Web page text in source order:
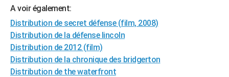
WEEK-END
Guides de France
Escapades
Patrimoine
Expositions
Musées
Week-end nature
+LIFESTYLE
Art de vivre
Bien-être
Loisirs
ModeModes de vie
SANTE
Alimentation
Guide de la santé
Maladies
Médicaments
Sommeil
A voir également:
Distribution de secret défense (film, 2008)
Distribution de la défense lincoln
Distribution de 2012 (film)
Distribution de la chronique des bridgerton
Distribution de the waterfront